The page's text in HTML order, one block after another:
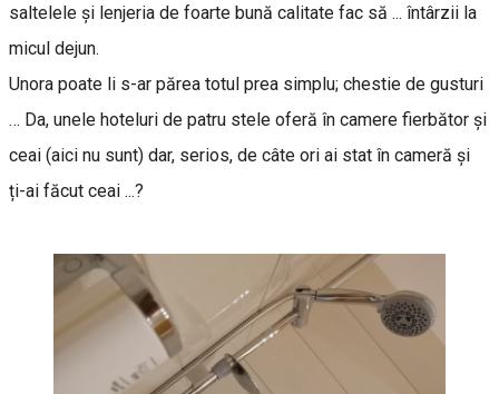
saltelele și lenjeria de foarte bună calitate fac să ... întârzii la
micul dejun.
Unora poate li s-ar părea totul prea simplu; chestie de gusturi
… Da, unele hoteluri de patru stele oferă în camere fierbător și
ceai (aici nu sunt) dar, serios, de câte ori ai stat în cameră și
ți-ai făcut ceai ...?